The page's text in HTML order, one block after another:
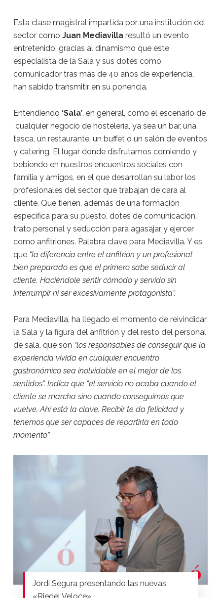
Esta clase magistral impartida por una institución del
sector como Juan Mediavillaresultó un evento
entretenido, gracias al dinamismo que este
especialista de la Sala y sus dotes como
comunicador tras más de 40 años de experiencia,
han sabido transmitir en su ponencia.
Entendiendo ‘Sala’, en general, como el escenario de
cualquier negocio de hostelería, ya sea un bar, una
tasca, un restaurante, un buffet o un salón de eventos
y catering. El lugar donde disfrutamos comiendo y
bebiendo en nuestros encuentros sociales con
familia y amigos, en el que desarrollan su labor los
profesionales del sector que trabajan de cara al
cliente. Que tienen, además de una formación
específica para su puesto, dotes de comunicación,
trato personal y seducción para agasajar y ejercer
como anfitriones. Palabra clave para Mediavilla. Y es
que “la diferencia entre el anfitrión y un profesional
bien preparado es que el primero sabe seducir al
cliente. Haciéndole sentir cómodo y servido sin
interrumpir ni ser excesivamente protagonista”.
Para Mediavilla, ha llegado el momento de reivindicar
la Sala y la figura del anfitrión y del resto del personal
de sala, que son “los responsables de conseguir que la
experiencia vivida en cualquier encuentro
gastronómico sea inolvidable en el mejor de los
sentidos”. Indica que “el servicio no acaba cuando el
cliente se marcha sino cuando conseguimos que
vuelve. Ahí está la clave. Recibir te da felicidad y
tenemos que ser capaces de repartirla en todo
momento”.
Jordi Segura presentando las nuevas